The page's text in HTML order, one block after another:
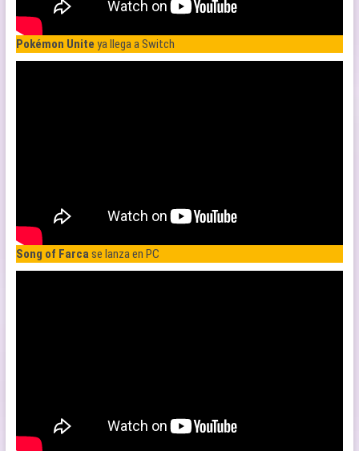
Pokémon Unite ya llega a Switch
Song of Farcase lanza en PC